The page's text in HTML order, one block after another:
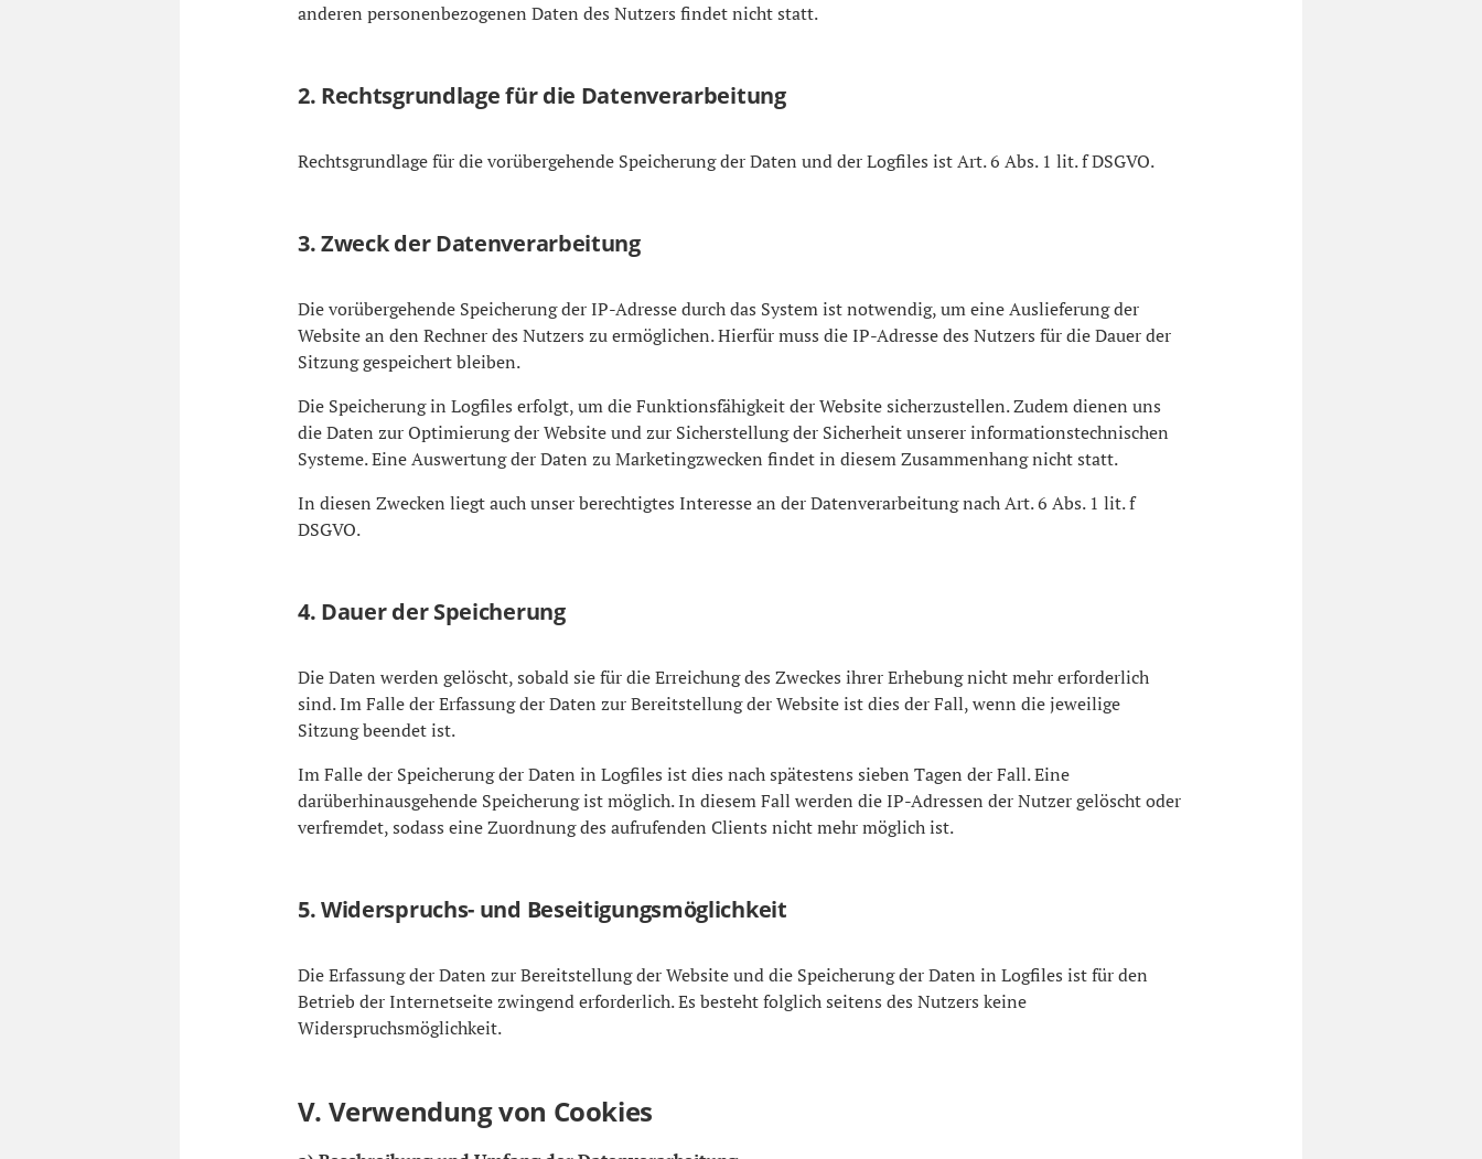
anderen personenbezogenen Daten des Nutzers findet nicht statt.
2. Rechtsgrundlage für die Datenverarbeitung
Rechtsgrundlage für die vorübergehende Speicherung der Daten und der Logfiles ist Art. 6 Abs. 1 lit. f DSGVO.
3. Zweck der Datenverarbeitung
Die vorübergehende Speicherung der IP-Adresse durch das System ist notwendig, um eine Auslieferung der
Website an den Rechner des Nutzers zu ermöglichen. Hierfür muss die IP-Adresse des Nutzers für die Dauer der
Sitzung gespeichert bleiben.
Die Speicherung in Logfiles erfolgt, um die Funktionsfähigkeit der Website sicherzustellen. Zudem dienen uns
die Daten zur Optimierung der Website und zur Sicherstellung der Sicherheit unserer informationstechnischen
Systeme. Eine Auswertung der Daten zu Marketingzwecken findet in diesem Zusammenhang nicht statt.
In diesen Zwecken liegt auch unser berechtigtes Interesse an der Datenverarbeitung nach Art. 6 Abs. 1 lit. f
DSGVO.
4. Dauer der Speicherung
Die Daten werden gelöscht, sobald sie für die Erreichung des Zweckes ihrer Erhebung nicht mehr erforderlich
sind. Im Falle der Erfassung der Daten zur Bereitstellung der Website ist dies der Fall, wenn die jeweilige
Sitzung beendet ist.
Im Falle der Speicherung der Daten in Logfiles ist dies nach spätestens sieben Tagen der Fall. Eine
darüberhinausgehende Speicherung ist möglich. In diesem Fall werden die IP-Adressen der Nutzer gelöscht oder
verfremdet, sodass eine Zuordnung des aufrufenden Clients nicht mehr möglich ist.
5. Widerspruchs- und Beseitigungsmöglichkeit
Die Erfassung der Daten zur Bereitstellung der Website und die Speicherung der Daten in Logfiles ist für den
Betrieb der Internetseite zwingend erforderlich. Es besteht folglich seitens des Nutzers keine
Widerspruchsmöglichkeit.
V. Verwendung von Cookies